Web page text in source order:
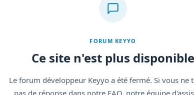
FORUM KEYYO
Ce site n'est plus disponible
Le forum développeur Keyyo a été fermé. Si vous ne
pas de réponse dans notre FAQ, notre équipe